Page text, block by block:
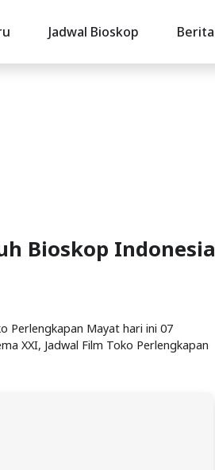
Jadwal Bioskop Berita
Bioskop Indonesia
Perlengkapan Mayat hari ini 07
XXI, Jadwal Film Toko Perlengkapan